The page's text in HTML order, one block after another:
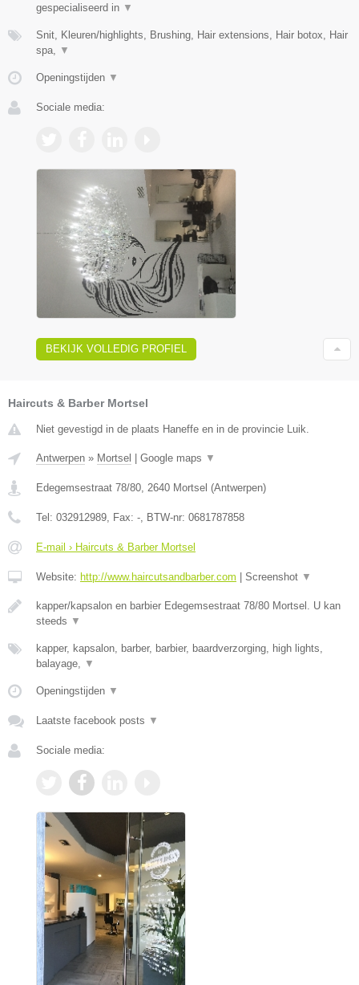
gespecialiseerd in ▼
Snit, Kleuren/highlights, Brushing, Hair extensions, Hair botox, Hair
spa,
▼
Openingstijden ▼
Sociale media:
BEKIJK VOLLEDIG PROFIEL
Haircuts & Barber Mortsel
Niet gevestigd in de plaats Haneffe en in de provincie Luik.
Antwerpen » Mortsel Google maps ▼
Edegemsestraat 78/80, 2640 Mortsel (Antwerpen)
Tel: 032912989, Fax: -, BTW-nr: 0681787858
E-mail › Haircuts & Barber Mortsel
Website: http://www.haircutsandbarber.com Screenshot ▼
kapper/kapsalon en barbier Edegemsestraat 78/80 Mortsel. U kan
steeds ▼
kapper, kapsalon, barber, barbier, baardverzorging, high lights,
balayage, ▼
Openingstijden ▼
Laatste facebook posts ▼
Sociale media: